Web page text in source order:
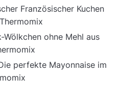
Französischer Kuchen
Wölkchen ohne Mehl aus
perfekte Mayonnaise im